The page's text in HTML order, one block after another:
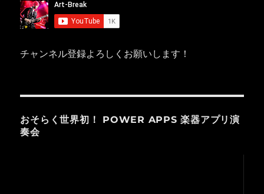
チャンネル登録よろしくお願いします！
おそらく世界初！ POWER APPS 楽器アプリ演
奏会